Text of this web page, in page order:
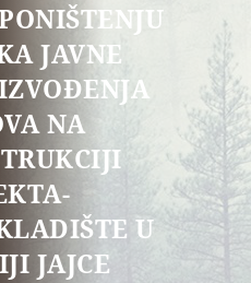
JAVNE
NA
U
JAJCE